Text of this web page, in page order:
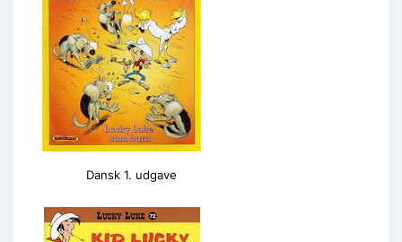
Dansk 1. udgave